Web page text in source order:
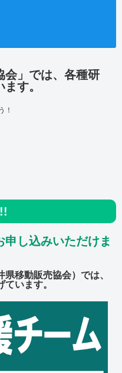
会」では、各種研
す。
！
し込みいただけま
移動販売協会）では、
います。